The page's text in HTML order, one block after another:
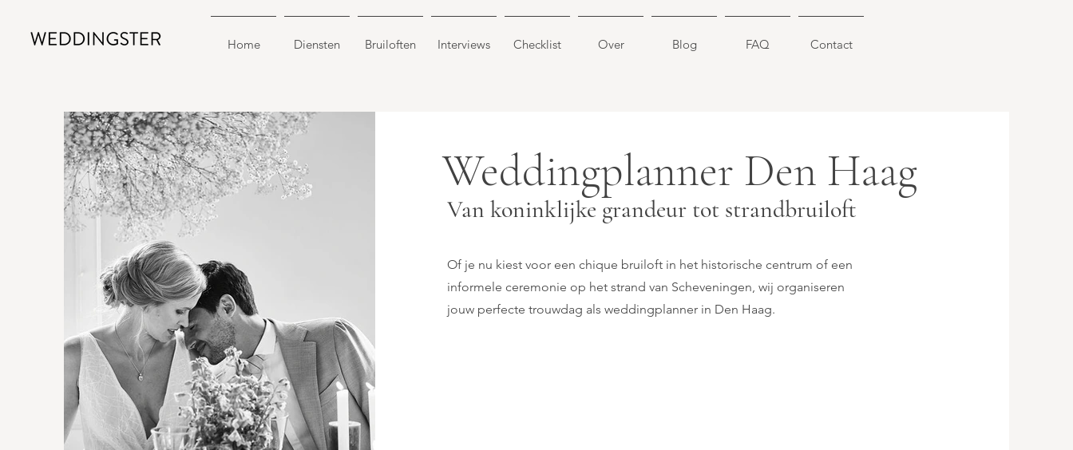
Home Diensten Bruiloften Interviews Checklist Over Blog FAQ Contact
Weddingplanner Den Haag
Van koninklijke grandeur tot strandbruiloft
Of je nu kiest voor een chique bruiloft in het historische centrum of een
informele ceremonie op het strand van Scheveningen, wij organiseren
jouw perfecte trouwdag als weddingplanner in Den Haag.